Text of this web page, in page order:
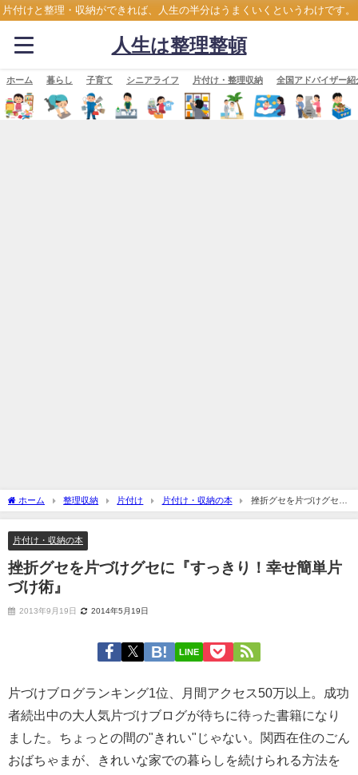
片付けと整理・収納ができれば、人生の半分はうまくいくというわけです。
人生は整理整頓
ホーム 暮らし 子育て シニアライフ 片付け・整理収納 全国アドバイザー紹
ホーム 整理収納 片付け 片付け・収納の本
挫折グセを片づけグセに
『すっきり！幸せ簡単片づけ術』
片付け・収納の本
挫折グセを片づけグセに『すっきり！幸せ簡単片
づけ術』
2013年9月19日 2014年5月19日
LINE
片づけブログランキング1位、月間アクセス50万以上。成功
者続出中の大人気片づけブログが待ちに待った書籍になり
ました。ちょっとの間の"きれい"じゃない。関西在住のごん
おばちゃまが、きれいな家での暮らしを続けられる方法を